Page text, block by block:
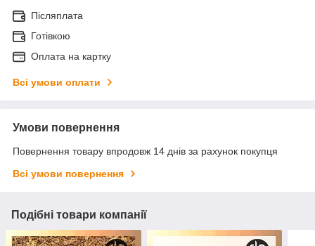
Післяплата
Готівкою
Оплата на картку
Всі умови оплати
Умови повернення
Повернення товару впродовж 14 днів за рахунок покупця
Всі умови повернення
Подібні товари компанії